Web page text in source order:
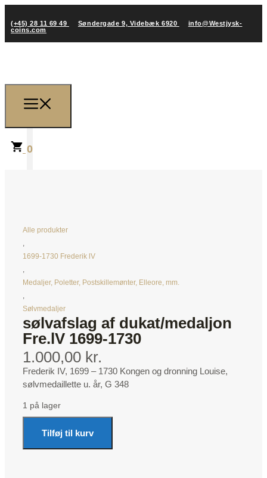
(+45) 28 11 69 49 Søndergade 9, Videbæk 6920
info@Westjysk-
coins.com
0
Alle produkter
,
1699-1730 Frederik lV
,
Medaljer, Poletter, Postskillemønter, Elleore, mm.
,
Sølvmedaljer
sølvafslag af dukat/medaljon
Fre.lV 1699-1730
1.000,00 kr.
Frederik IV, 1699 – 1730 Kongen og dronning Louise,
sølvmedaillette u. år, G 348
1 på lager
Tilføj til kurv